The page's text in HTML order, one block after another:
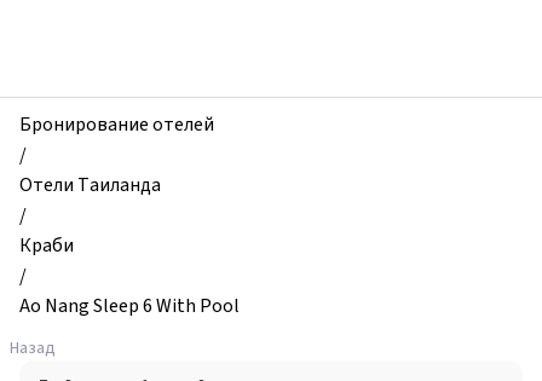
Ao
Nang
Sleep
With
Pool,
Краби,
Таиланд
Бронирование отелей
/
Отели Таиланда
/
Краби
/
Ao Nang Sleep 6 With Pool
Назад